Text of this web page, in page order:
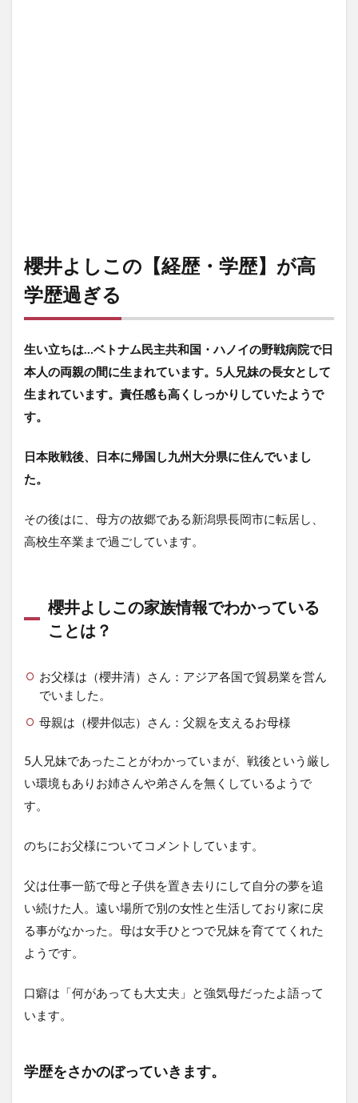
櫻井よしこの【経歴・学歴】が高
学歴過ぎる
生い立ちは…ベトナム民主共和国・ハノイの野戦病院で日
本人の両親の間に生まれています。5人兄妹の長女として
生まれています。責任感も高くしっかりしていたようで
す。
日本敗戦後、日本に帰国し九州大分県に住んでいまし
た。
その後はに、母方の故郷である新潟県長岡市に転居し、
高校生卒業まで過ごしています。
櫻井よしこの家族情報でわかっている
ことは？
お父様は（櫻井清）さん：アジア各国で貿易業を営ん
でいました。
母親は（櫻井似志）さん：父親を支えるお母様
5人兄妹であったことがわかっていまが、戦後という厳し
い環境もありお姉さんや弟さんを無くしているようで
す。
のちにお父様についてコメントしています。
父は仕事一筋で母と子供を置き去りにして自分の夢を追
い続けた人。遠い場所で別の女性と生活しており家に戻
る事がなかった。母は女手ひとつで兄妹を育ててくれた
ようです。
口癖は「何があっても大丈夫」と強気母だったよ語って
います。
学歴をさかのぼっていきます。